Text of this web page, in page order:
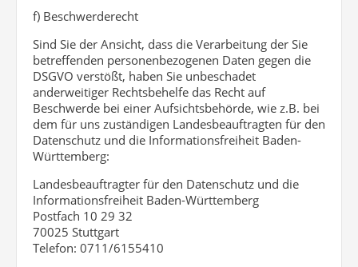
f) Beschwerderecht
Sind Sie der Ansicht, dass die Verarbeitung der Sie
betreffenden personenbezogenen Daten gegen die
DSGVO verstößt, haben Sie unbeschadet
anderweitiger Rechtsbehelfe das Recht auf
Beschwerde bei einer Aufsichtsbehörde, wie z.B. bei
dem für uns zuständigen Landesbeauftragten für den
Datenschutz und die Informationsfreiheit Baden-
Württemberg:
Landesbeauftragter für den Datenschutz und die
Informationsfreiheit Baden-Württemberg
Postfach 10 29 32
70025 Stuttgart
Telefon: 0711/6155410